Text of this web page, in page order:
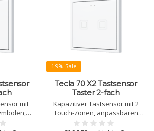
mit
19% Sale
Tecla 70 X2 Tastsensor
Taster 2-fach
Kapazitiver Tastsensor mit 2
Touch-Zonen, anpassbaren
Symbolen und